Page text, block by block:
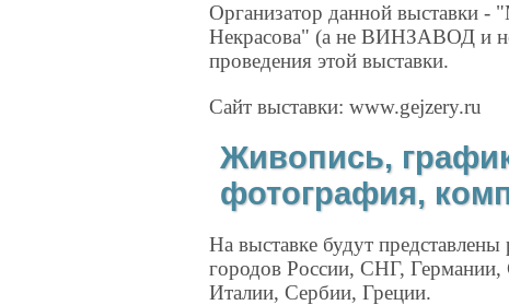
Организатор данной выставки
Некрасова" (а не ВИНЗАВОД и
проведения этой выставки.
Сайт выставки: www.gejzery.ru
Живопись,
фотография,
На выставке будут
городов России, СНГ,
Италии, Сербии, Греции.